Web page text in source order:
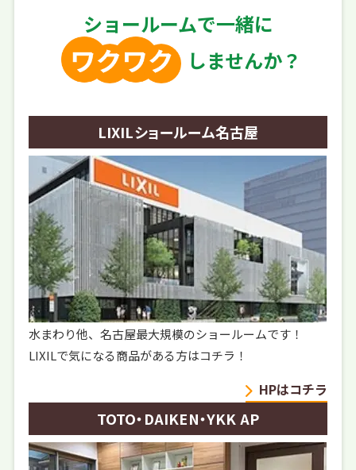
ショールームで一緒に
しませんか？
LIXILショールーム名古屋
水まわり他、名古屋最大規模のショールームです！
LIXILで気になる商品がある方はコチラ！
HPはコチラ
TOTO・DAIKEN・YKK AP